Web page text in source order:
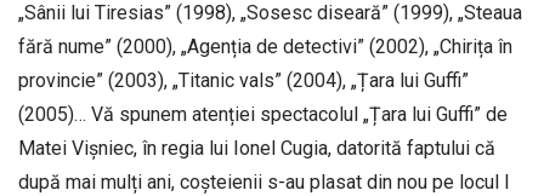
„Sânii lui Tiresias” (1998), „Sosesc diseară” (1999), „Steaua
fără nume” (2000), „Agenția de detectivi” (2002), „Chirița în
provincie” (2003), „Titanic vals” (2004), „Țara lui Guffi”
(2005)… Vă spunem atenției spectacolul „Țara lui Guffi” de
Matei Vișniec, în regia lui Ionel Cugia, datorită faptului că
după mai mulți ani, coșteienii s-au plasat din nou pe locul I